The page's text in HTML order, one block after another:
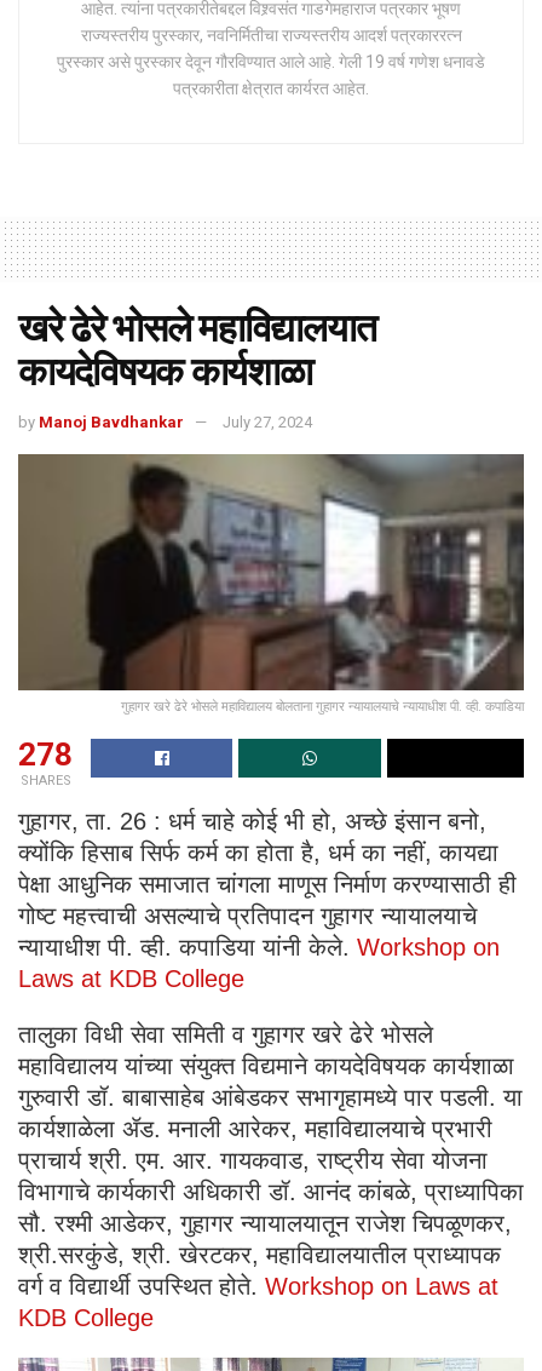
आहेत. त्यांना पत्रकारीतेबद्दल विश्र्वसंत गाडगेमहाराज पत्रकार भूषण
राज्यस्तरीय पुरस्कार, नवनिर्मितीचा राज्यस्तरीय आदर्श पत्रकाररत्न
पुरस्कार असे पुरस्कार देवून गौरविण्यात आले आहे. गेली 19 वर्ष गणेश धनावडे
पत्रकारीता क्षेत्रात कार्यरत आहेत.
खरे ढेरे भोसले महाविद्यालयात
कायदेविषयक कार्यशाळा
by Manoj Bavdhankar July 27, 2024
गुहागर खरे ढेरे भोसले महाविद्यालय बोलताना गुहागर न्यायालयाचे न्यायाधीश पी. व्ही. कपाडिया
278
SHARES
गुहागर, ता. 26 : धर्म चाहे कोई भी हो, अच्छे इंसान बनो,
क्योंकि हिसाब सिर्फ कर्म का होता है, धर्म का नहीं, कायद्या
पेक्षा आधुनिक समाजात चांगला माणूस निर्माण करण्यासाठी ही
गोष्ट महत्त्वाची असल्याचे प्रतिपादन गुहागर न्यायालयाचे
न्यायाधीश पी. व्ही. कपाडिया यांनी केले. Workshop on
Laws at KDB College
तालुका विधी सेवा समिती व गुहागर खरे ढेरे भोसले
महाविद्यालय यांच्या संयुक्त विद्यमाने कायदेविषयक कार्यशाळा
गुरुवारी डॉ. बाबासाहेब आंबेडकर सभागृहामध्ये पार पडली. या
कार्यशाळेला ॲड. मनाली आरेकर, महाविद्यालयाचे प्रभारी
प्राचार्य श्री. एम. आर. गायकवाड, राष्ट्रीय सेवा योजना
विभागाचे कार्यकारी अधिकारी डॉ. आनंद कांबळे, प्राध्यापिका
सौ. रश्मी आडेकर, गुहागर न्यायालयातून राजेश चिपळूणकर,
श्री.सरकुंडे, श्री. खेरटकर, महाविद्यालयातील प्राध्यापक
वर्ग व विद्यार्थी उपस्थित होते. Workshop on Laws at
KDB College